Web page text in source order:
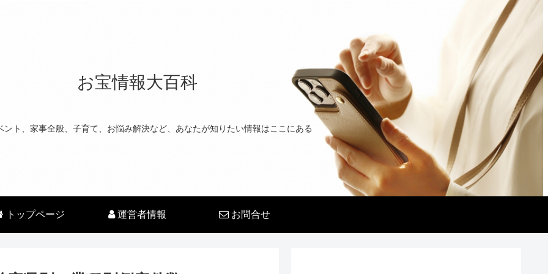
お宝情報大百科
ント、家事全般、子育て、お悩み解決など、あなたが知りたい情報はここにある
トップページ 運営者情報 お問合せ